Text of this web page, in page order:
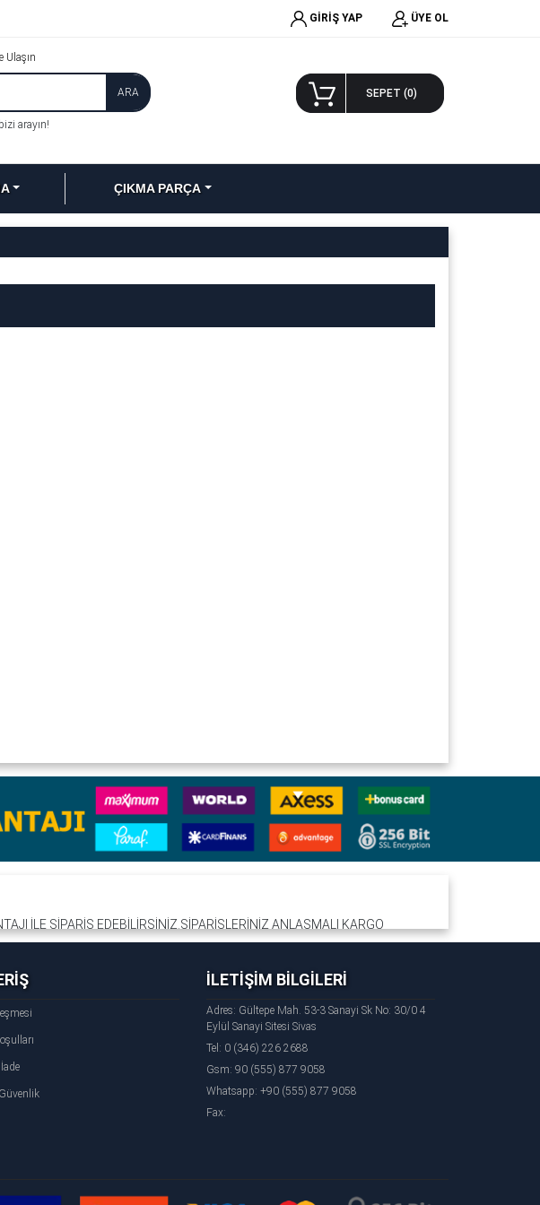
GİRİŞ YAP ÜYE OL
Ulaşın
ARA
arayın!
SEPET (0)
ÇIKMA PARÇA
İLE SİPARİŞ EDEBİLİRSİNİZ.SİPARİŞLERİNİZ ANLAŞMALI KARGO
PARÇALARINI TEMİN ETMEK İÇİN BİZİMLE İLETİŞİME GEÇİNİZ.
İLETİŞİM BİLGİLERİ
Adres: Gültepe Mah. 53-3 Sanayi Sk No: 30/0 4
Eylül Sanayi Sitesi Sivas
Tel: 0 (346) 226 2688
Gsm: 90 (555) 877 9058
Whatsapp: +90 (555) 877 9058
Fax: